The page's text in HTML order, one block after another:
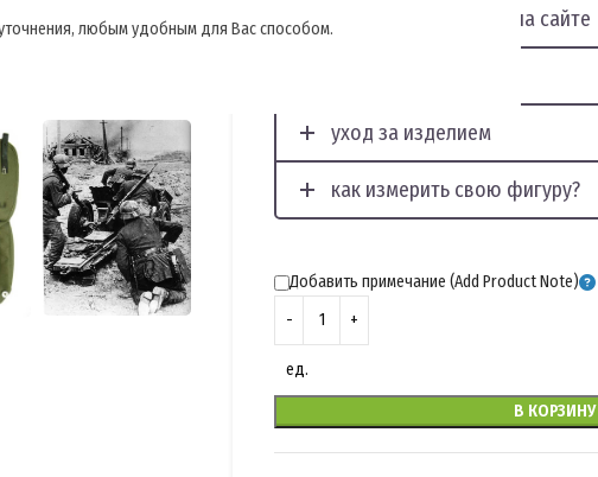
любым удобным для Вас способом.
отображение фото на сайте
уход за изделием
как измерить свою фигуру?
Добавить примечание (Add Product Note)
ед.
В КОРЗИНУ